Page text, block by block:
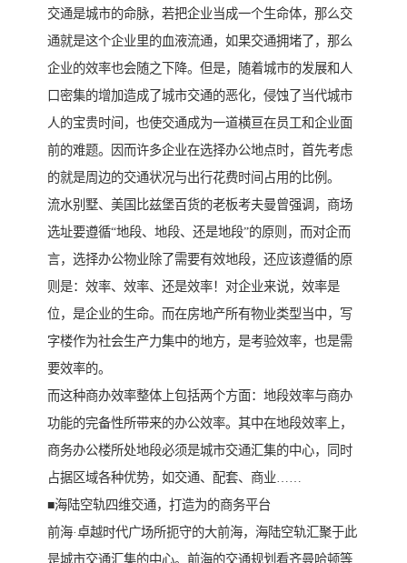
交通是城市的命脉，若把企业当成一个生命体，那么交
通就是这个企业里的血液流通，如果交通拥堵了，那么
企业的效率也会随之下降。但是，随着城市的发展和人
口密集的增加造成了城市交通的恶化，侵蚀了当代城市
人的宝贵时间，也使交通成为一道横亘在员工和企业面
前的难题。因而许多企业在选择办公地点时，首先考虑
的就是周边的交通状况与出行花费时间占用的比例。
流水别墅、美国比兹堡百货的老板考夫曼曾强调，商场
选址要遵循“地段、地段、还是地段”的原则，而对企而
言，选择办公物业除了需要有效地段，还应该遵循的原
则是：效率、效率、还是效率！对企业来说，效率是
位，是企业的生命。而在房地产所有物业类型当中，写
字楼作为社会生产力集中的地方，是考验效率，也是需
要效率的。
而这种商办效率整体上包括两个方面：地段效率与商办
功能的完备性所带来的办公效率。其中在地段效率上，
商务办公楼所处地段必须是城市交通汇集的中心，同时
占据区域各种优势，如交通、配套、商业……
■海陆空轨四维交通，打造为的商务平台
前海·卓越时代广场所扼守的大前海，海陆空轨汇聚于此
是城市交通汇集的中心。前海的交通规划看齐曼哈顿等